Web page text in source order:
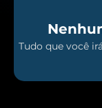
Tudo que você